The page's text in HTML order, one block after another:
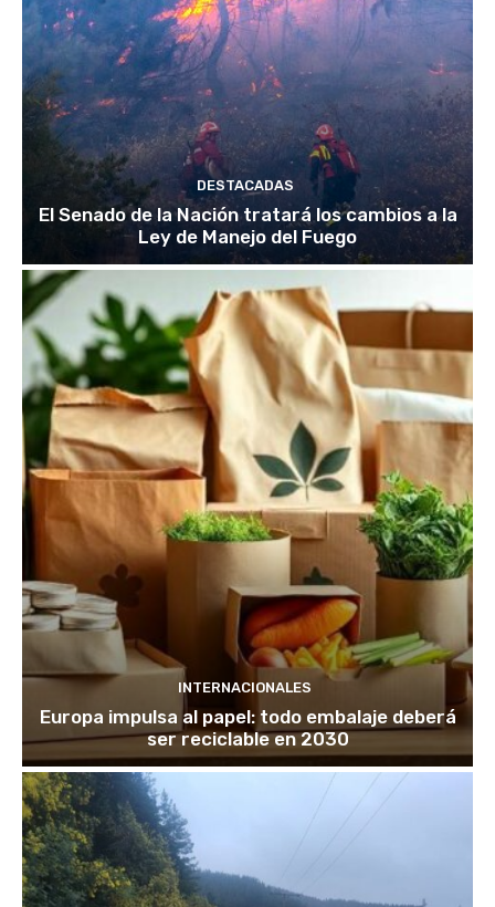
DESTACADAS
El Senado de la Nación tratará los cambios a la
Ley de Manejo del Fuego
INTERNACIONALES
Europa impulsa al papel: todo embalaje deberá
ser reciclable en 2030